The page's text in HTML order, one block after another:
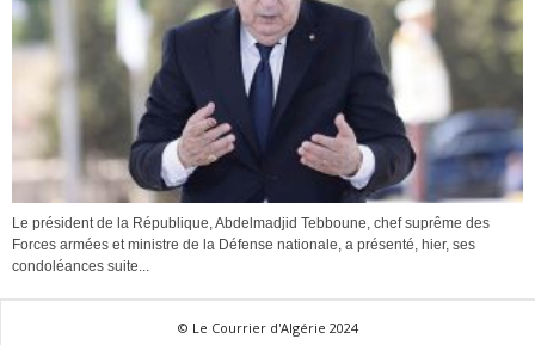
Le président de la République, Abdelmadjid Tebboune, chef suprême des
Forces armées et ministre de la Défense nationale, a présenté, hier, ses
condoléances suite...
© Le Courrier d'Algérie 2024